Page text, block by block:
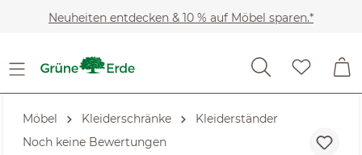
Zum Hauptinhalt springen
Neuheiten entdecken & 10 % auf Möbel sparen.*
Möbel Kleiderschränke
Kleiderständer
Noch keine Bewertungen